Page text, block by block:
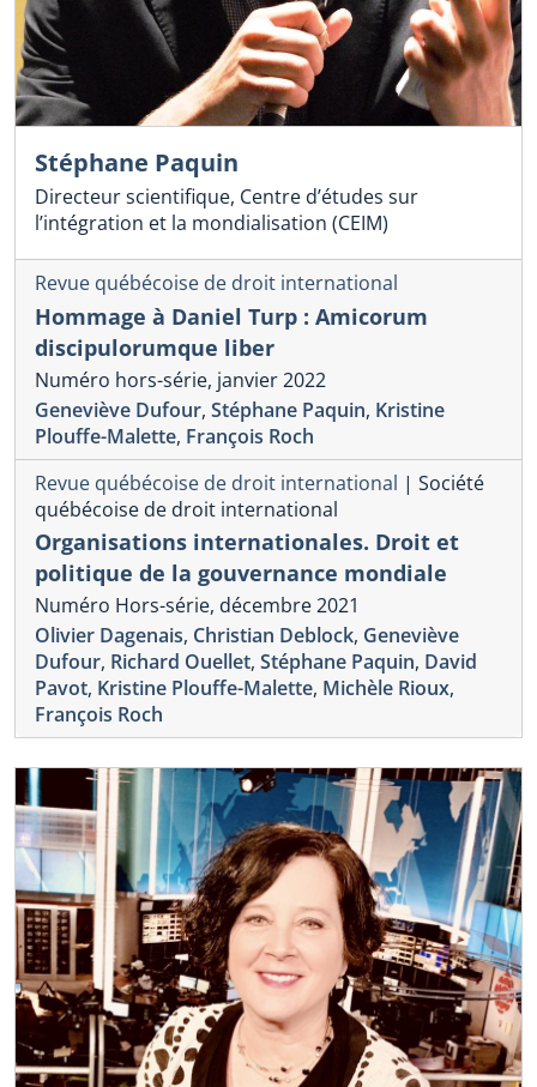
Stéphane Paquin
Directeur scientifique, Centre d’études sur
l’intégration et la mondialisation (CEIM)
Revue québécoise de droit international
Hommage à Daniel Turp : Amicorum
discipulorumque liber
Numéro hors-série, janvier 2022
Geneviève Dufour, Stéphane Paquin, Kristine
Plouffe-Malette, François Roch
Revue québécoise de droit international | Société
québécoise de droit international
Organisations internationales. Droit et
politique de la gouvernance mondiale
Numéro Hors-série, décembre 2021
Olivier Dagenais, Christian Deblock, Geneviève
Dufour, Richard Ouellet, Stéphane Paquin, David
Pavot, Kristine Plouffe-Malette, Michèle Rioux,
François Roch